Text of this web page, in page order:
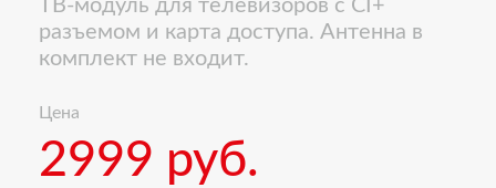
ТВ-модуль для телевизоров с CI+
разъемом и карта доступа. Антенна в
комплект не входит.
Цена
2999 руб.